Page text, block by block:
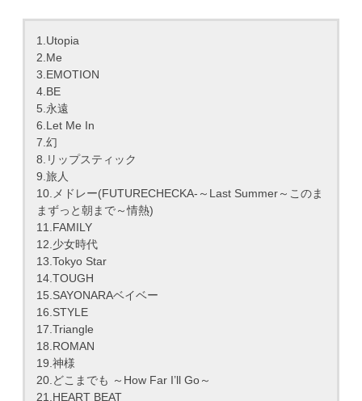
1.Utopia
2.Me
3.EMOTION
4.BE
5.永遠
6.Let Me In
7.幻
8.リップスティック
9.旅人
10.メドレー(FUTURECHECKA-～Last Summer～このま
まずっと朝まで～情熱)
11.FAMILY
12.少女時代
13.Tokyo Star
14.TOUGH
15.SAYONARAベイベー
16.STYLE
17.Triangle
18.ROMAN
19.神様
20.どこまでも ～How Far I’ll Go～
21.HEART BEAT